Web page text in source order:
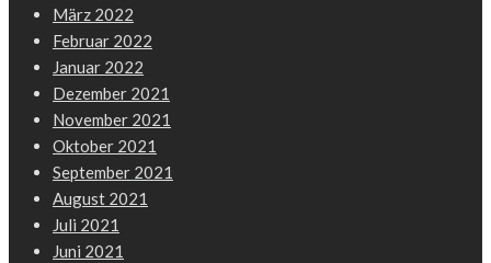
März 2022
Februar 2022
Januar 2022
Dezember 2021
November 2021
Oktober 2021
September 2021
August 2021
Juli 2021
Juni 2021